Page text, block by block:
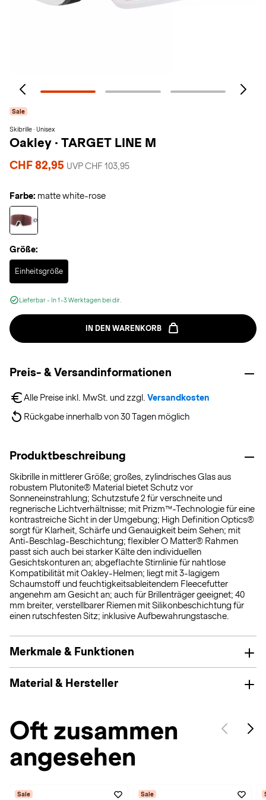
Sale
Skibrille · Unisex
Oakley · TARGET LINE M
CHF 82,95 UVP CHF 103,95
Farbe: matte white-rose
Größe:
Einheitsgröße
Selected
Lieferbar - In 1-3 Werktagen bei dir.
IN DEN WARENKORB
Preis- & Versandinformationen
Alle Preise inkl. MwSt. und zzgl. Versandkosten
Rückgabe innerhalb von 30 Tagen möglich
Produktbeschreibung
Skibrille in mittlerer Größe; großes, zylindrisches Glas aus
robustem Plutonite® Material bietet Schutz vor
Sonneneinstrahlung; Schutzstufe 2 für verschneite und
regnerische Lichtverhältnisse; mit Prizm™-Technologie für eine
kontrastreiche Sicht in der Umgebung; High Definition Optics®
sorgt für Klarheit, Schärfe und Genauigkeit beim Sehen; mit
Anti-Beschlag-Beschichtung; flexibler O Matter® Rahmen
passt sich auch bei starker Kälte den individuellen
Gesichtskonturen an; abgeflachte Stirnlinie für nahtlose
Kompatibilität mit Oakley-Helmen; liegt mit 3-lagigem
Schaumstoff und feuchtigkeitsableitendem Fleecefutter
angenehm am Gesicht an; auch für Brillenträger geeignet; 40
mm breiter, verstellbarer Riemen mit Silikonbeschichtung für
einen rutschfesten Sitz; inklusive Aufbewahrungstasche.
Merkmale & Funktionen
Material & Hersteller
Oft zusammen
angesehen
Sale Sale